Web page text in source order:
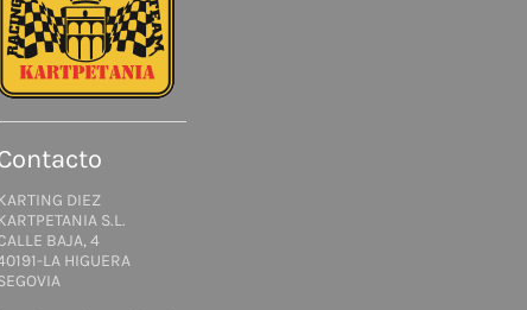
DIEZ
S.L.
BAJA, 4
LA HIGUERA